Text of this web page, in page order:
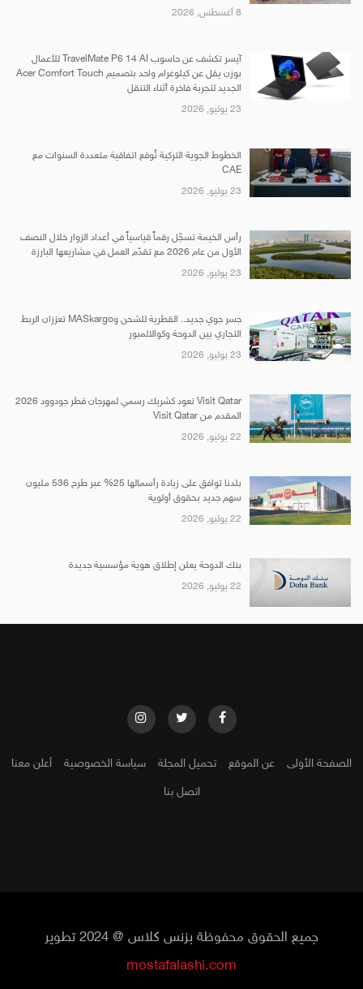
8 أغسطس, 2026
آيسر تكشف عن حاسوب TravelMate P6 14 AI للأعمال
بوزن يقل عن كيلوغرام واحد بتصميم Acer Comfort Touch
الجديد لتجربة فاخرة أثناء التنقل
23 يوليو, 2026
الخطوط الجوية التركية تُوقع اتفاقية متعددة السنوات مع
CAE
23 يوليو, 2026
رأس الخيمة تسجّل رقماً قياسياً في أعداد الزوار خلال النصف
الأول من عام 2026 مع تقدّم العمل في مشاريعها البارزة
23 يوليو, 2026
جسر جوي جديد.. القطرية للشحن وMASkargo تعززان الربط
التجاري بين الدوحة وكوالالمبور
23 يوليو, 2026
Visit Qatar تعود كشريك رسمي لمهرجان قطر جودوود 2026
المقدم من Visit Qatar
22 يوليو, 2026
بلدنا توافق على زيادة رأسمالها 25% عبر طرح 536 مليون
سهم جديد بحقوق أولوية
22 يوليو, 2026
بنك الدوحة يعلن إطلاق هوية مؤسسية جديدة
22 يوليو, 2026
الصفحة الأولى عن الموقع تحميل المجلة سياسة الخصوصية أعلن معنا
اتصل بنا
جميع الحقوق محفوظة بزنس كلاس @ 2024 تطوير
mostafalashi.com